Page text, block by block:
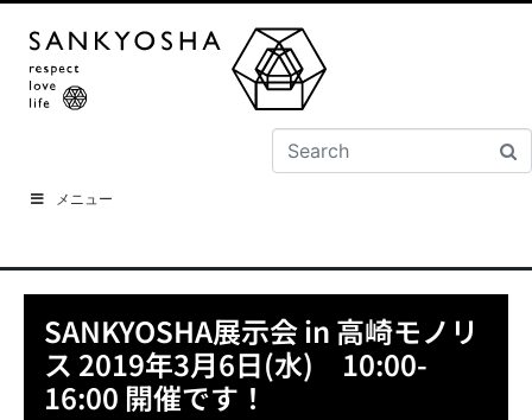
メニュー
SANKYOSHA展示会 in 高崎モノリ
ス 2019年3月6日(水) 10:00-
16:00 開催です！